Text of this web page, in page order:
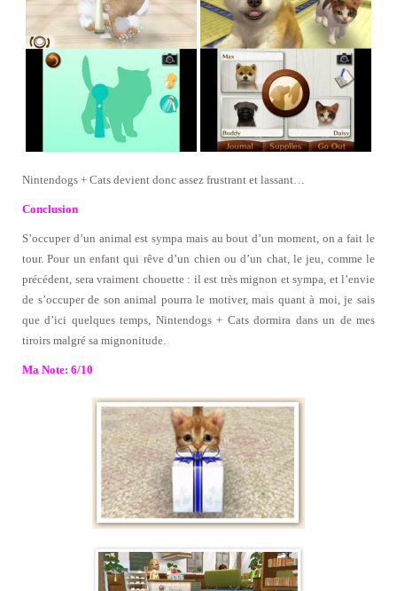
Nintendogs + Cats devient donc assez frustrant et lassant…
Conclusion
S’occuper d’un animal est sympa mais au bout d’un moment, on a fait le
tour. Pour un enfant qui rêve d’un chien ou d’un chat, le jeu, comme le
précédent, sera vraiment chouette : il est très mignon et sympa, et l’envie
de s’occuper de son animal pourra le motiver, mais quant à moi, je sais
que d’ici quelques temps, Nintendogs + Cats dormira dans un de mes
tiroirs malgré sa mignonitude.
Ma Note: 6/10